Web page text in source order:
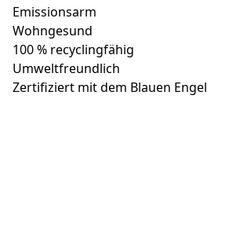
Emissionsarm
Wohngesund
100 % recyclingfähig
Umweltfreundlich
Zertifiziert mit dem Blauen Engel